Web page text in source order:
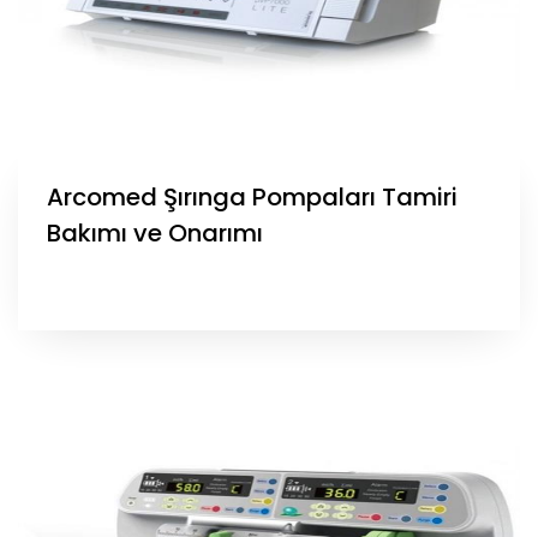
Arcomed Şırınga Pompaları Tamiri
Bakımı ve Onarımı